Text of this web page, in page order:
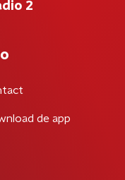
2
de app